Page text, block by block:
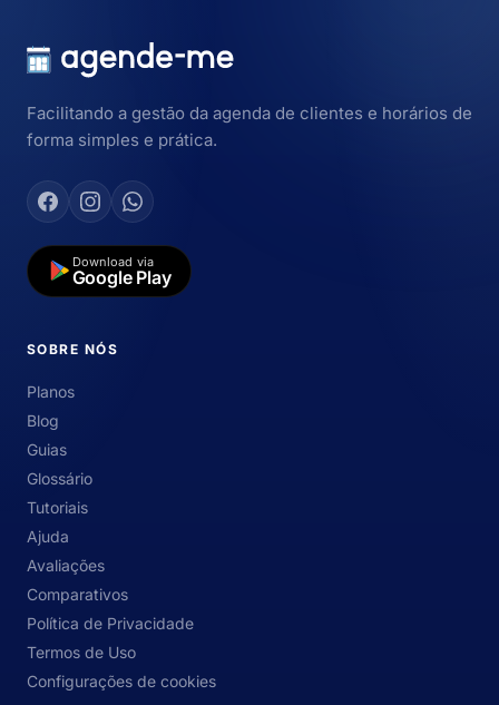
Facilitando a gestão da agenda de clientes e horários de
forma simples e prática.
Download via
Google Play
SOBRE NÓS
Planos
Blog
Guias
Glossário
Tutoriais
Ajuda
Avaliações
Comparativos
Política de Privacidade
Termos de Uso
Configurações de cookies